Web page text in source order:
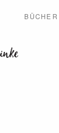
BÜCHER